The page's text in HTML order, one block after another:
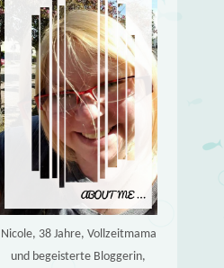
Nicole, 38 Jahre, Vollzeitmama
und begeisterte Bloggerin,